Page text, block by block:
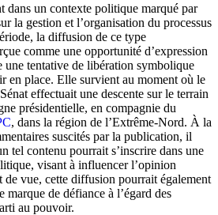
dans un contexte politique marqué par
la gestion et l’organisation du processus
la diffusion de ce type
comme une opportunité d’expression
une tentative de libération symbolique
en place. Elle survient au moment où le
effectuait une descente sur le terrain
présidentielle, en compagnie du
, dans la région de l’Extrême-Nord. À la
suscités par la publication, il
tel contenu pourrait s’inscrire dans une
visant à influencer l’opinion
vue, cette diffusion pourrait également
marque de défiance à l’égard des
au pouvoir.